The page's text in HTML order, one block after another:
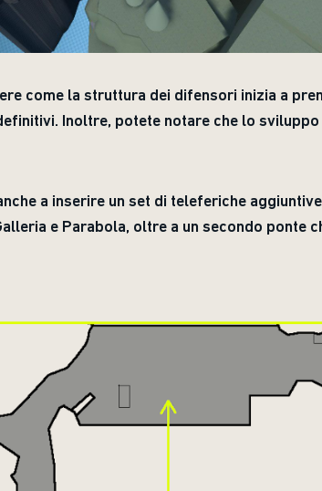
come la struttura dei difensori inizia a
Inoltre, potete notare che lo
a inserire un set di teleferiche
e Parabola, oltre a un secondo ponte